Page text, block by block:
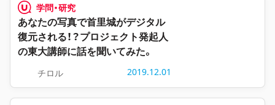
学問・研究
あなたの写真で首里城がデジタル
復元される！？プロジェクト発起人
の東大講師に話を聞いてみた。
チロル 2019.12.01